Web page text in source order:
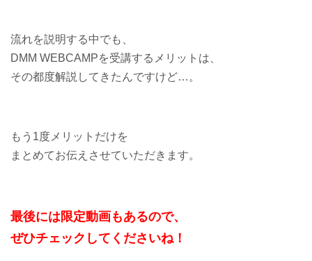
流れを説明する中でも、
DMM WEBCAMPを受講するメリットは、
その都度解説してきたんですけど…。
もう1度メリットだけを
まとめてお伝えさせていただきます。
最後には限定動画もあるので、
ぜひチェックしてくださいね！